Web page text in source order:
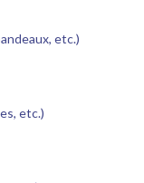
etc.)
etc.)